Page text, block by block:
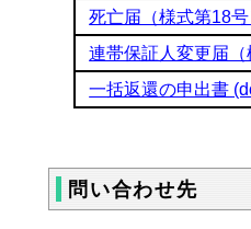
死亡届（様式第18
連帯保証人変更届
一括返還の申出書
問い合わせ先